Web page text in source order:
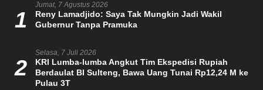
1
Jumat, 7 Agustus 2026
Reny Lamadjido: Saya Tak Mungkin Jadi Wakil
Gubernur Tanpa Pramuka
2
Selasa, 7 Juli 2026
KRI Lumba-lumba Angkut Tim Ekspedisi Rupiah
Berdaulat BI Sulteng, Bawa Uang Tunai Rp12,24 M ke
Pulau 3T